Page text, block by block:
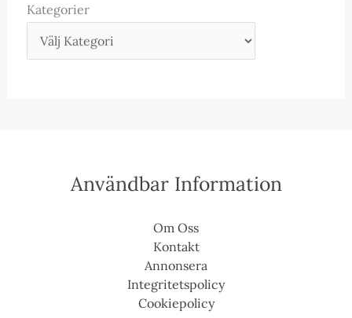
Kategorier
Användbar Information
Om Oss
Kontakt
Annonsera
Integritetspolicy
Cookiepolicy